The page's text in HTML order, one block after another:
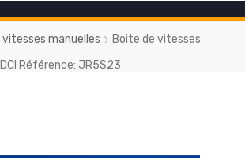
vitesses manuelles
Boite de vitesses
Référence: JR5S23